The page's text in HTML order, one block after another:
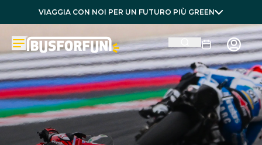
VIAGGIA CON NOI PER UN FUTURO PIÙ GREEN